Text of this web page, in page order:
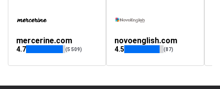
mercerine.com
4.7 (5 509)
novoenglish.com
4.5 (87)